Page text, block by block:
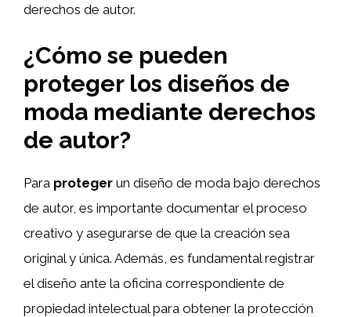
derechos de autor.
¿Cómo se pueden
proteger los diseños de
moda mediante derechos
de autor?
Para proteger un diseño de moda bajo derechos
de autor, es importante documentar el proceso
creativo y asegurarse de que la creación sea
original y única. Además, es fundamental registrar
el diseño ante la oficina correspondiente de
propiedad intelectual para obtener la protección